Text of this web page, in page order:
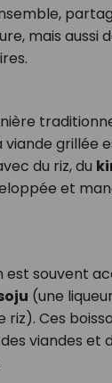
mais aussi
grillée
du riz, du
et
est souvent
(une
riz). Ces
viandes et